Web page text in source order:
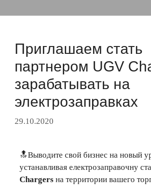
Приглашаем стать
партнером UGV
зарабатывать на
электрозаправках
29.10.2020
🔝Выводите свой бизнес на новый
устанавливая електрозаправочну
Chargers на территории вашего